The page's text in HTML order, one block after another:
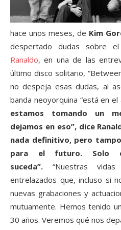
hace unos meses, de Kim
despertado dudas sobre
Ranaldo, en una de las
último disco solitario,
no despeja esas dudas, al
banda neoyorquina “está en el
estamos tomando un
dejamos en eso”, dice
nada definitivo, pero
para el futuro. Solo
suceda”. “Nuestras
entrelazados que, incluso si
nuevas grabaciones y
mutuamente. Hemos tenido
30 años. Veremos qué nos